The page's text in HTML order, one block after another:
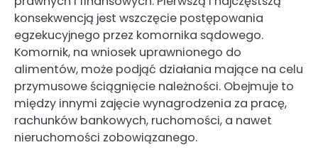
konsekwencją jest wszczęcie postępowania
egzekucyjnego przez komornika sądowego.
Komornik, na wniosek uprawnionego do
alimentów, może podjąć działania mające na celu
przymusowe ściągnięcie należności. Obejmuje to
między innymi zajęcie wynagrodzenia za pracę,
rachunków bankowych, ruchomości, a nawet
nieruchomości zobowiązanego.